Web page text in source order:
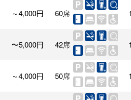
～4,000円 60席
〜5,000円 42席
～4,000円 50席